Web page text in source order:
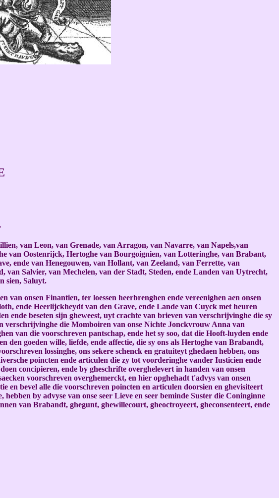
van Leon, van Grenade, van Arragon, van Navarre, van Napels,van
van Oostenrijck, Hertoghe van Bourgoignien, van Lotteringhe, van Brabant,
ende van Henegouwen, van Hollant, van Zeeland, van Ferrette, van
Salvier, van Mechelen, van der Stadt, Steden, ende Landen van Uytrecht,
sien, Saluyt.
onsen Finantien, ter loessen heerbrenghen ende vereenighen aen onsen
ende Heerlijckheydt van den Grave, ende Lande van Cuyck met heuren
ende beseten sijn gheweest, uyt crachte van brieven van verschrijvinghe die sy
verschrijvinghe die Momboiren van onse Nichte Jonckvrouw Anna van
van die voorschreven pantschap, ende het sy soo, dat die Hooft-luyden ende
den goeden wille, liefde, ende affectie, die sy ons als Hertoghe van Brabandt,
lossinghe, ons sekere schenck en gratuiteyt ghedaen hebben, ons
poincten ende articulen die zy tot voorderinghe vander Iusticien ende
concipieren, ende by gheschrifte overghelevert in handen van onsen
voorschreven overghemerckt, en hier opghehadt t'advys van onsen
en bevel alle die voorschreven poincten en articulen doorsien en ghevisiteert
by advyse van onse seer Lieve en seer beminde Suster die Coninginne
van Brabandt, ghegunt, ghewillecourt, gheoctroyeert, gheconsenteert, ende